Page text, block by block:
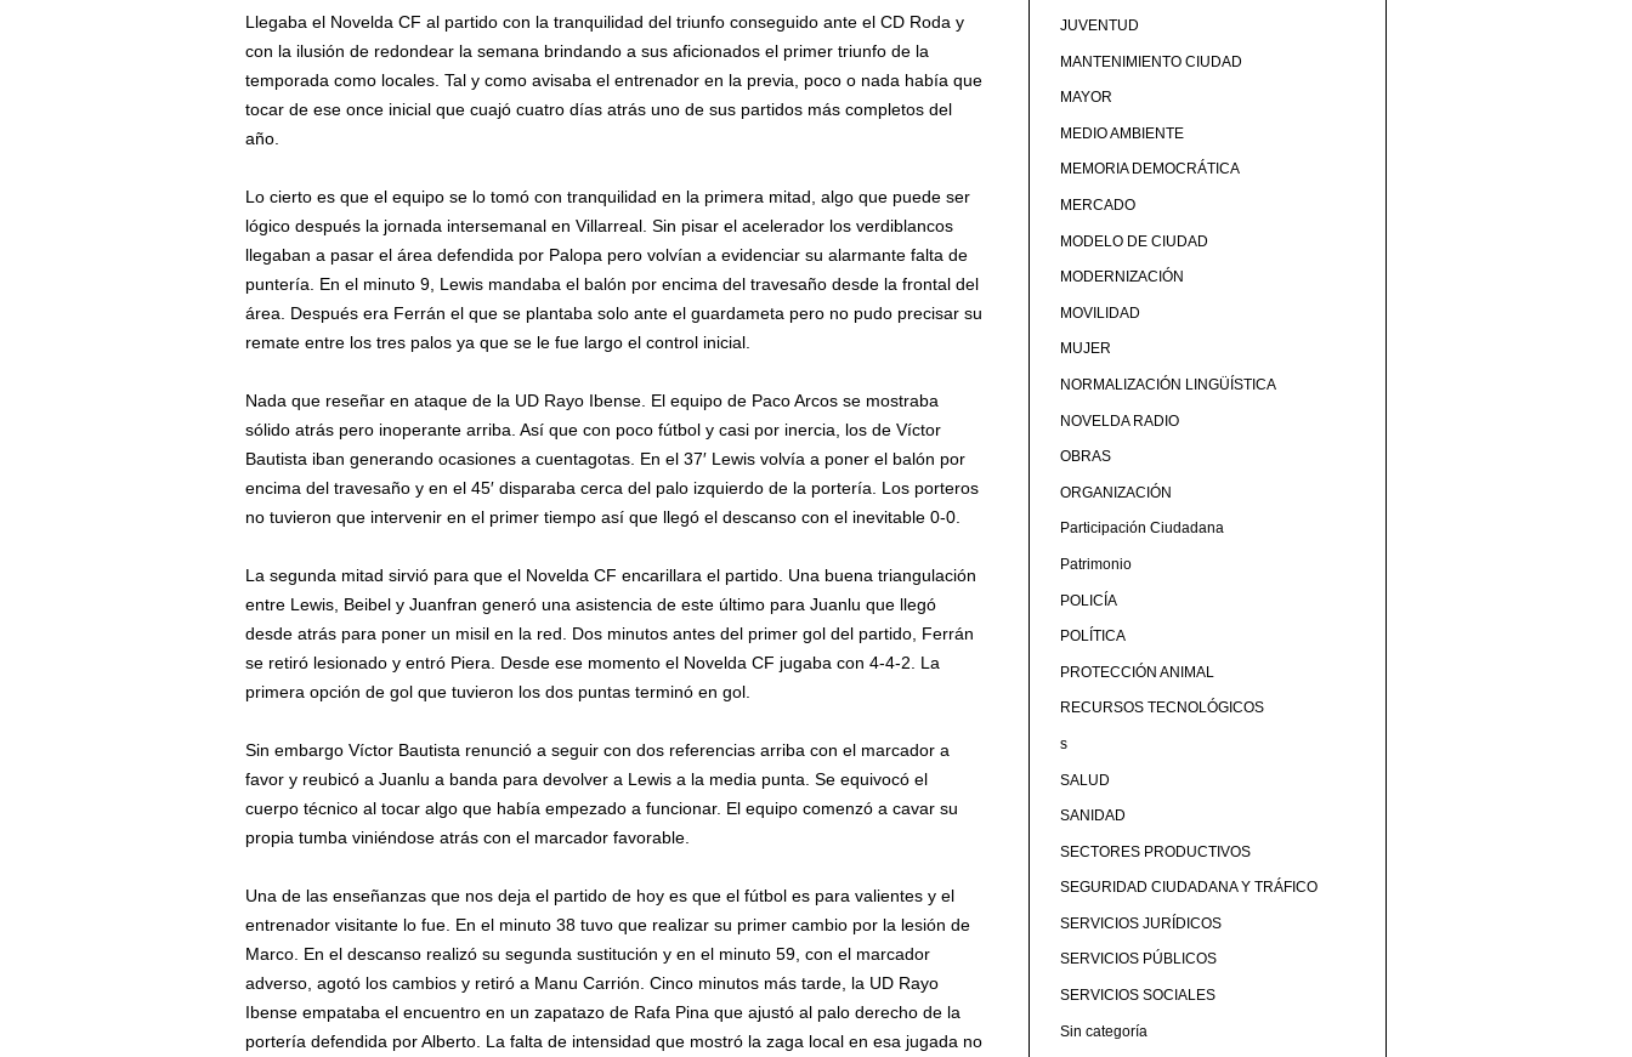
Llegaba el Novelda CF al partido con la tranquilidad del triunfo conseguido ante el CD Roda y
con la ilusión de redondear la semana brindando a sus aficionados el primer triunfo de la
temporada como locales. Tal y como avisaba el entrenador en la previa, poco o nada había que
tocar de ese once inicial que cuajó cuatro días atrás uno de sus partidos más completos del
año.
Lo cierto es que el equipo se lo tomó con tranquilidad en la primera mitad, algo que puede ser
lógico después la jornada intersemanal en Villarreal. Sin pisar el acelerador los verdiblancos
llegaban a pasar el área defendida por Palopa pero volvían a evidenciar su alarmante falta de
puntería. En el minuto 9, Lewis mandaba el balón por encima del travesaño desde la frontal del
área. Después era Ferrán el que se plantaba solo ante el guardameta pero no pudo precisar su
remate entre los tres palos ya que se le fue largo el control inicial.
Nada que reseñar en ataque de la UD Rayo Ibense. El equipo de Paco Arcos se mostraba
sólido atrás pero inoperante arriba. Así que con poco fútbol y casi por inercia, los de Víctor
Bautista iban generando ocasiones a cuentagotas. En el 37′ Lewis volvía a poner el balón por
encima del travesaño y en el 45′ disparaba cerca del palo izquierdo de la portería. Los porteros
no tuvieron que intervenir en el primer tiempo así que llegó el descanso con el inevitable 0-0.
La segunda mitad sirvió para que el Novelda CF encarillara el partido. Una buena triangulación
entre Lewis, Beibel y Juanfran generó una asistencia de este último para Juanlu que llegó
desde atrás para poner un misil en la red. Dos minutos antes del primer gol del partido, Ferrán
se retiró lesionado y entró Piera. Desde ese momento el Novelda CF jugaba con 4-4-2. La
primera opción de gol que tuvieron los dos puntas terminó en gol.
Sin embargo Víctor Bautista renunció a seguir con dos referencias arriba con el marcador a
favor y reubicó a Juanlu a banda para devolver a Lewis a la media punta. Se equivocó el
cuerpo técnico al tocar algo que había empezado a funcionar. El equipo comenzó a cavar su
propia tumba viniéndose atrás con el marcador favorable.
Una de las enseñanzas que nos deja el partido de hoy es que el fútbol es para valientes y el
entrenador visitante lo fue. En el minuto 38 tuvo que realizar su primer cambio por la lesión de
Marco. En el descanso realizó su segunda sustitución y en el minuto 59, con el marcador
adverso, agotó los cambios y retiró a Manu Carrión. Cinco minutos más tarde, la UD Rayo
Ibense empataba el encuentro en un zapatazo de Rafa Pina que ajustó al palo derecho de la
portería defendida por Alberto. La falta de intensidad que mostró la zaga local en esa jugada no
JUVENTUD
MANTENIMIENTO CIUDAD
MAYOR
MEDIO AMBIENTE
MEMORIA DEMOCRÁTICA
MERCADO
MODELO DE CIUDAD
MODERNIZACIÓN
MOVILIDAD
MUJER
NORMALIZACIÓN LINGÜÍSTICA
NOVELDA RADIO
OBRAS
ORGANIZACIÓN
Participación Ciudadana
Patrimonio
POLICÍA
POLÍTICA
PROTECCIÓN ANIMAL
RECURSOS TECNOLÓGICOS
s
SALUD
SANIDAD
SECTORES PRODUCTIVOS
SEGURIDAD CIUDADANA Y TRÁFICO
SERVICIOS JURÍDICOS
SERVICIOS PÚBLICOS
SERVICIOS SOCIALES
Sin categoría